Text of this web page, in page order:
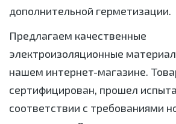
дополнительной герметизации.
Предлагаем качественные
электроизоляционные
нашем интернет-магазине.
сертифицирован, прошел
соответствии с требованиями